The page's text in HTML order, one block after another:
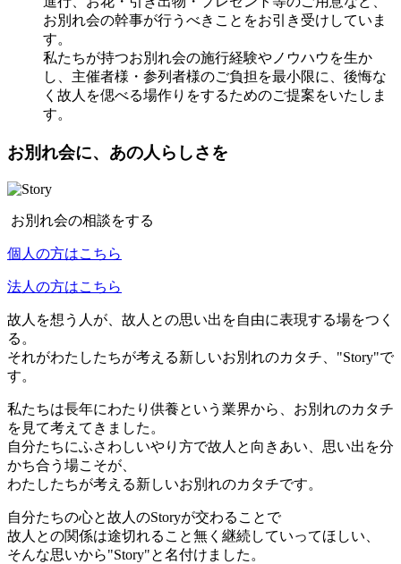
お別れ会の幹事が行うべきことをお引き受けしていま
す。
私たちが持つお別れ会の施行経験やノウハウを生か
し、主催者様・参列者様のご負担を最小限に、後悔な
く故人を偲べる場作りをするためのご提案をいたしま
す。
お別れ会に、あの人らしさを
お別れ会の相談をする
個人の方はこちら
法人の方はこちら
故人を想う人が、故人との思い出を自由に表現する場をつく
る。
それがわたしたちが考える新しいお別れのカタチ、"Story"で
す。
私たちは長年にわたり供養という業界から、お別れのカタチ
を見て考えてきました。
自分たちにふさわしいやり方で故人と向きあい、思い出を分
かち合う場こそが、
わたしたちが考える新しいお別れのカタチです。
自分たちの心と故人のStoryが交わることで
故人との関係は途切れること無く継続していってほしい、
そんな思いから"Story"と名付けました。